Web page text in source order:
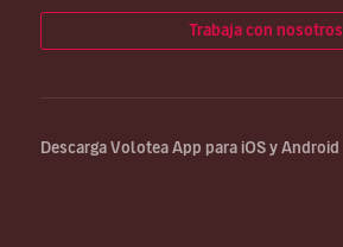
Trabaja con nosotros
Descarga Volotea App para iOS y Android